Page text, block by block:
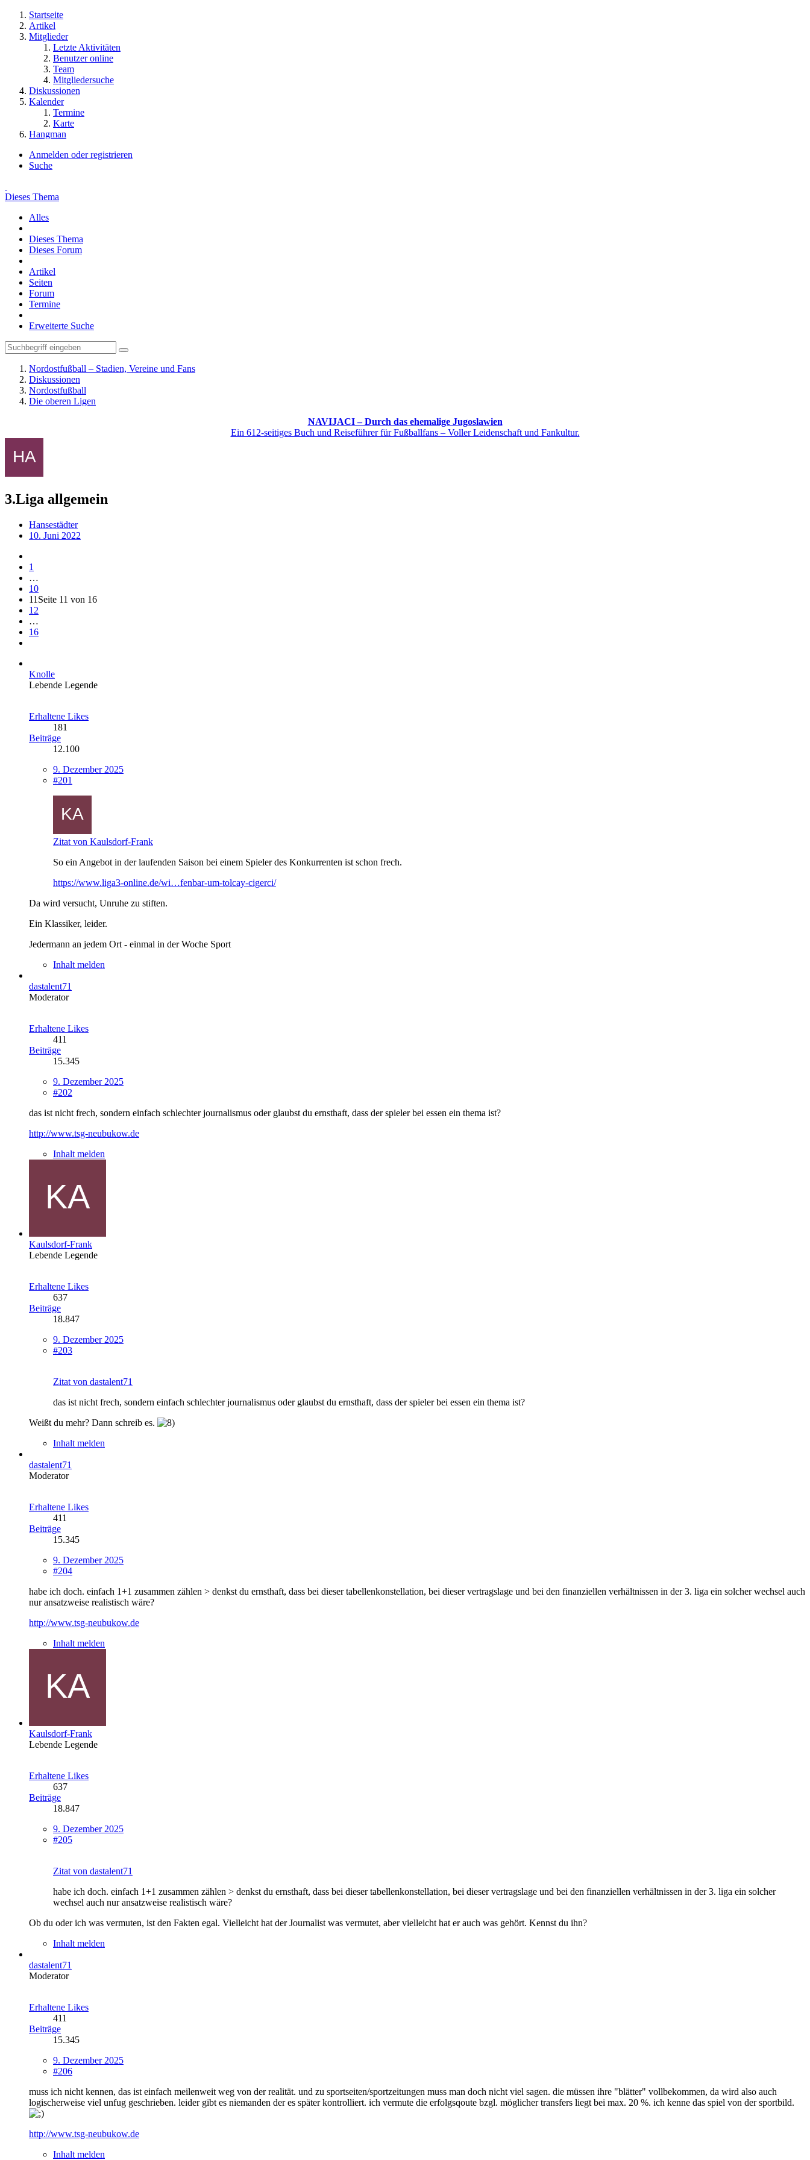
Startseite
Artikel
Mitglieder
Letzte Aktivitäten
Benutzer online
Team
Mitgliedersuche
Diskussionen
Kalender
Termine
Karte
Hangman
Anmelden oder registrieren
Suche
Dieses Thema
Alles
Dieses Thema
Dieses Forum
Artikel
Seiten
Forum
Termine
Erweiterte Suche
Nordostfußball – Stadien, Vereine und Fans
Diskussionen
Nordostfußball
Die oberen Ligen
NAVIJACI – Durch das ehemalige Jugoslawien
Ein 612-seitiges Buch und Reiseführer für Fußballfans – Voller Leidenschaft und Fankultur.
3.Liga allgemein
Hansestädter
10. Juni 2022
1
…
10
11 Seite 11 von 16
12
…
16
Knolle
Lebende Legende
Erhaltene Likes
181
Beiträge
12.100
9. Dezember 2025
#201
Zitat von Kaulsdorf-Frank
So ein Angebot in der laufenden Saison bei einem Spieler des Konkurrenten ist schon frech.
https://www.liga3-online.de/wi…fenbar-um-tolcay-cigerci/
Da wird versucht, Unruhe zu stiften.
Ein Klassiker, leider.
Jedermann an jedem Ort - einmal in der Woche Sport
Inhalt melden
dastalent71
Moderator
Erhaltene Likes
411
Beiträge
15.345
9. Dezember 2025
#202
das ist nicht frech, sondern einfach schlechter journalismus oder glaubst du ernsthaft, dass der spieler bei essen ein thema ist?
http://www.tsg-neubukow.de
Inhalt melden
Kaulsdorf-Frank
Lebende Legende
Erhaltene Likes
637
Beiträge
18.847
9. Dezember 2025
#203
Zitat von dastalent71
das ist nicht frech, sondern einfach schlechter journalismus oder glaubst du ernsthaft, dass der spieler bei essen ein thema ist?
Weißt du mehr? Dann schreib es.
Inhalt melden
dastalent71
Moderator
Erhaltene Likes
411
Beiträge
15.345
9. Dezember 2025
#204
habe ich doch. einfach 1+1 zusammen zählen > denkst du ernsthaft, dass bei dieser tabellenkonstellation, bei dieser vertragslage und bei den finanziellen verhältnissen in der 3. liga ein solcher wechsel auch
nur ansatzweise realistisch wäre?
http://www.tsg-neubukow.de
Inhalt melden
Kaulsdorf-Frank
Lebende Legende
Erhaltene Likes
637
Beiträge
18.847
9. Dezember 2025
#205
Zitat von dastalent71
habe ich doch. einfach 1+1 zusammen zählen > denkst du ernsthaft, dass bei dieser tabellenkonstellation, bei dieser vertragslage und bei den finanziellen verhältnissen in der 3. liga ein solcher
wechsel auch nur ansatzweise realistisch wäre?
Ob du oder ich was vermuten, ist den Fakten egal. Vielleicht hat der Journalist was vermutet, aber vielleicht hat er auch was gehört. Kennst du ihn?
Inhalt melden
dastalent71
Moderator
Erhaltene Likes
411
Beiträge
15.345
9. Dezember 2025
#206
muss ich nicht kennen, das ist einfach meilenweit weg von der realität. und zu sportseiten/sportzeitungen muss man doch nicht viel sagen. die müssen ihre "blätter" vollbekommen, da wird also auch
logischerweise viel unfug geschrieben. leider gibt es niemanden der es später kontrolliert. ich vermute die erfolgsqoute bzgl. möglicher transfers liegt bei max. 20 %. ich kenne das spiel von der sportbild.
http://www.tsg-neubukow.de
Inhalt melden